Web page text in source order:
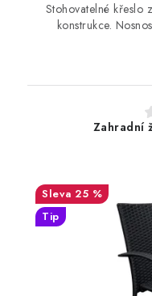
Stohovatelné křeslo
konstrukce.
Zahradní
25 %
Tip